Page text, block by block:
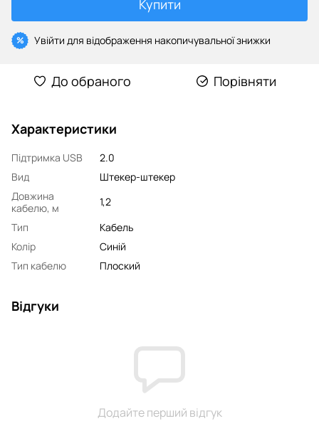
Купити
% Увійти для відображення накопичувальної знижки
До обраного Порівняти
Характеристики
Підтримка USB
2.0
Вид
Штекер-штекер
Довжина
кабелю, м
1,2
Тип
Кабель
Колір
Синій
Тип кабелю
Плоский
Відгуки
Додайте перший відгук